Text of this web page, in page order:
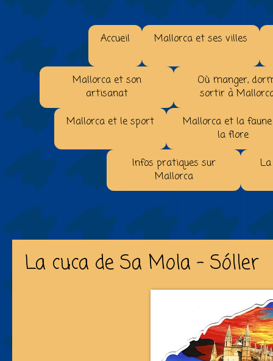
Accueil Mallorca et ses villes
Mallorca et son
artisanat
Où manger,
sortir à
Mallorca et le sport
Mallorca et la
la flore
Infos pratiques sur
Mallorca
La cuca de Sa Mola - Sóller